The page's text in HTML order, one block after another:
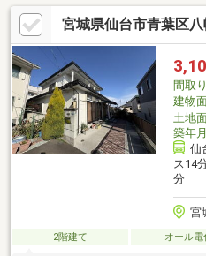
分 約1060m○JR仙山線「北仙台
営・宮交バス「木町」停 徒歩４
校 徒歩２分 約90m○仙台市立
1130m○(選択可能)第二中学校 徒
店 徒歩８分 約570m
宮城県仙台市青葉区
間取り
建物
土地
築年月
仙
ス14
分
宮
2階建て オール電